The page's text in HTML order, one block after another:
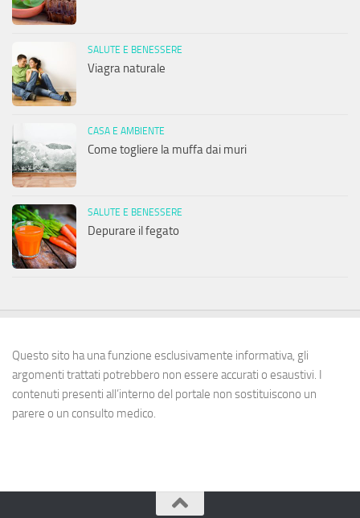
SALUTE E BENESSERE
Viagra naturale
CASA E AMBIENTE
Come togliere la muffa dai muri
SALUTE E BENESSERE
Depurare il fegato
Questo sito ha una funzione esclusivamente informativa, gli
argomenti trattati potrebbero non essere accurati o esaustivi. I
contenuti presenti all’interno del portale non sostituiscono un
parere o un consulto medico.